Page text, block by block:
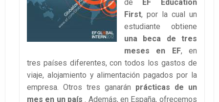
de
EF Education
First, por la cual un
estudiante obtiene
una beca de tres
meses en EF, en
tres países diferentes, con todos los gastos de
viaje, alojamiento y alimentación pagados por la
empresa. Otros tres ganarán prácticas de un
mes en un país . Además, en España, ofrecemos